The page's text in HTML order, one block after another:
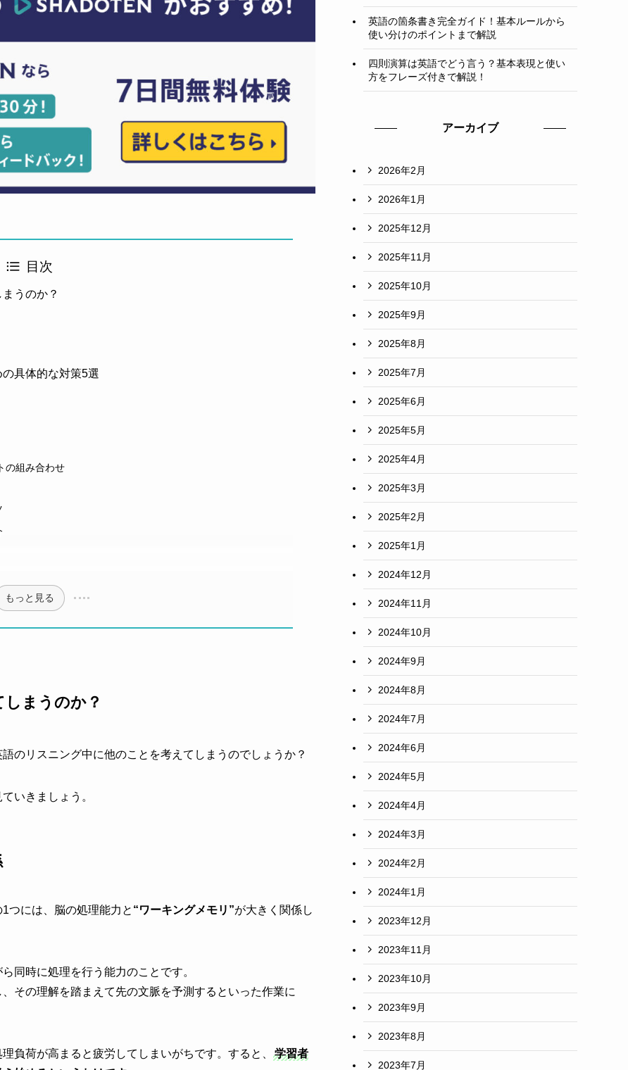
目次
うのか？
具体的な対策5選
の組み合わせ
もっと見る
まうのか？
のリスニング中に他のことを考えてしまうのでしょうか？
いきましょう。
つには、脳の処理能力と “ワーキングメモリ”が大きく関係し
同時に処理を行う能力のことです。
その理解を踏まえて先の文脈を予測するといった作業に
負荷が高まると疲労してしまいがちです。すると、
学習者
英語の箇条書き完全ガイド！基本ルールから
使い分けのポイントまで解説
四則演算は英語でどう言う？基本表現と使い
方をフレーズ付きで解説！
アーカイブ
2026年2月
2026年1月
2025年12月
2025年11月
2025年10月
2025年9月
2025年8月
2025年7月
2025年6月
2025年5月
2025年4月
2025年3月
2025年2月
2025年1月
2024年12月
2024年11月
2024年10月
2024年9月
2024年8月
2024年7月
2024年6月
2024年5月
2024年4月
2024年3月
2024年2月
2024年1月
2023年12月
2023年11月
2023年10月
2023年9月
2023年8月
2023年7月